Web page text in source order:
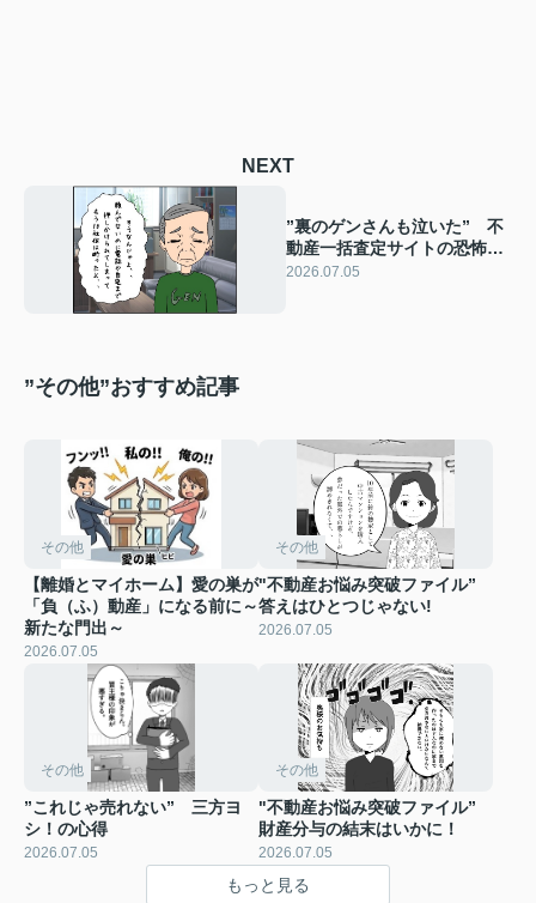
NEXT
”裏のゲンさんも泣いた” 不
動産一括査定サイトの恐怖と
は・・・
2026.07.05
”その他”おすすめ記事
その他
【離婚とマイホーム】愛の巣が
「負（ふ）動産」になる前に～
新たな門出～
2026.07.05
その他
"不動産お悩み突破ファイル”
答えはひとつじゃない!
2026.07.05
その他
”これじゃ売れない” 三方ヨ
シ！の心得
2026.07.05
その他
"不動産お悩み突破ファイル”
財産分与の結末はいかに！
2026.07.05
もっと見る